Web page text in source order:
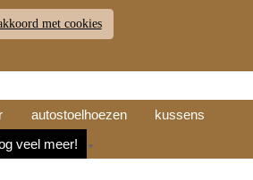
RETOUR WINKELWAGEN (
autostoelhoezen
kussens
veel meer! ▼
met cookies